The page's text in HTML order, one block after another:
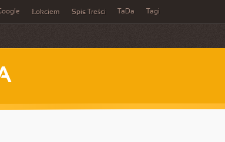
Łokciem Spis Treści TaDa Tagi